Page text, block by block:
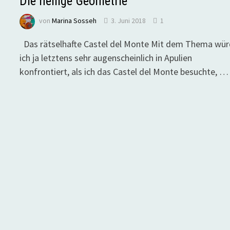
vonMarina Sosseh 3. Juni 2018 1
Das rätselhafte Castel del Monte Mit dem Thema
ich ja letztens sehr augenscheinlich in Apulien
konfrontiert, als ich das Castel del Monte besuchte, …